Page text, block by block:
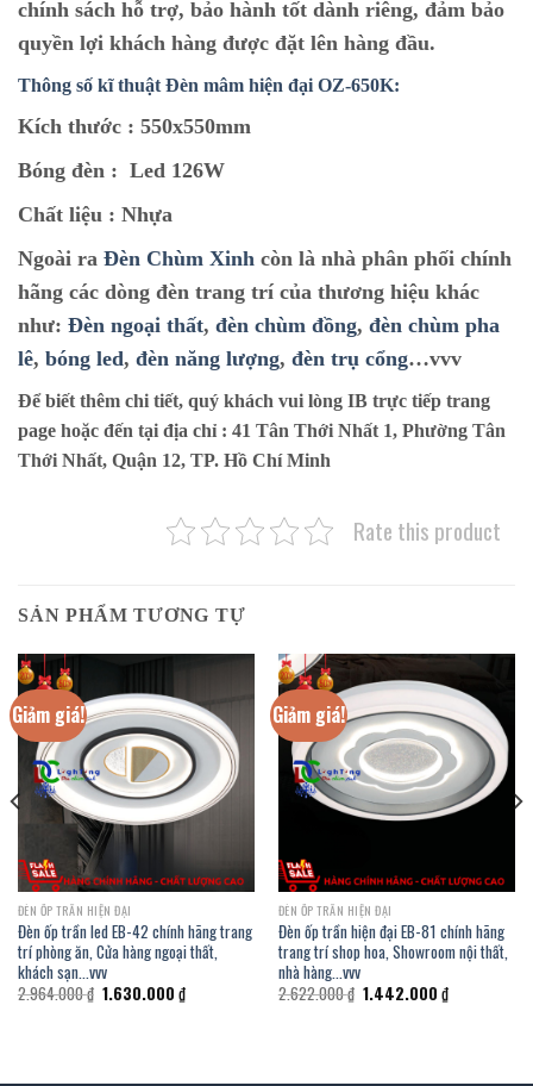
chính sách hỗ trợ, bảo hành tốt dành riêng, đảm bảo
quyền lợi khách hàng được đặt lên hàng đầu.
Thông số kĩ thuật Đèn mâm hiện đại OZ-650K:
Kích thước : 550x550mm
Bóng đèn : Led 126W
Chất liệu : Nhựa
Ngoài ra Đèn Chùm Xinh còn là nhà phân phối chính
hãng các dòng đèn trang trí của thương hiệu khác
như: Đèn ngoại thất, đèn chùm đồng, đèn chùm pha
lê, bóng led, đèn năng lượng, đèn trụ cổng…vvv
Để biết thêm chi tiết, quý khách vui lòng IB trực tiếp trang
page hoặc đến tại địa chỉ : 41 Tân Thới Nhất 1, Phường Tân
Thới Nhất, Quận 12, TP. Hồ Chí Minh
Rate this product
SẢN PHẨM TƯƠNG TỰ
Giảm giá!
ĐÈN ỐP TRẦN HIỆN ĐẠI
Đèn ốp trần led EB-42 chính hãng trang
trí phòng ăn, Cửa hàng ngoại thất,
khách sạn…vvv
2.964.000₫ Giá
gốc
1.630.000 ₫Giá
hiện
Giảm giá!
ĐÈN ỐP TRẦN HIỆN ĐẠI
Đèn ốp trần hiện đại EB-81 chính hãng
trang trí shop hoa, Showroom nội thất,
nhà hàng…vvv
2.622.000₫ Giá
gốc
1.442.000 ₫Giá
hiện